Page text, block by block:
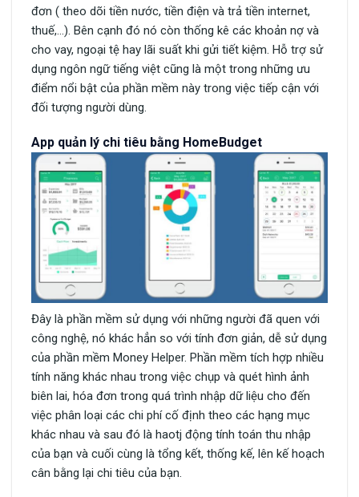
đơn ( theo dõi tiền nước, tiền điện và trả tiền internet,
thuế,…). Bên cạnh đó nó còn thống kê các khoản nợ và
cho vay, ngoại tệ hay lãi suất khi gửi tiết kiệm. Hỗ trợ sử
dụng ngôn ngữ tiếng việt cũng là một trong những ưu
điểm nổi bật của phần mềm này trong việc tiếp cận với
đối tượng người dùng.
App quản lý chi tiêu bằng HomeBudget
Đây là phần mềm sử dụng với những người đã quen với
công nghệ, nó khác hẳn so với tính đơn giản, dễ sử dụng
của phần mềm Money Helper. Phần mềm tích hợp nhiều
tính năng khác nhau trong việc chụp và quét hình ảnh
biên lai, hóa đơn trong quá trình nhập dữ liệu cho đến
việc phân loại các chi phí cố định theo các hạng mục
khác nhau và sau đó là haotj động tính toán thu nhập
của bạn và cuối cùng là tổng kết, thống kế, lên kế hoạch
cân bằng lại chi tiêu của bạn.